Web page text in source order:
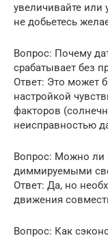
увеличивайте или
не добьетесь
Вопрос: Почему
срабатывает без
Ответ: Это может
настройкой
факторов
неисправностью
Вопрос: Можно ли
диммируемыми
Ответ: Да, но
движения
Вопрос: Как